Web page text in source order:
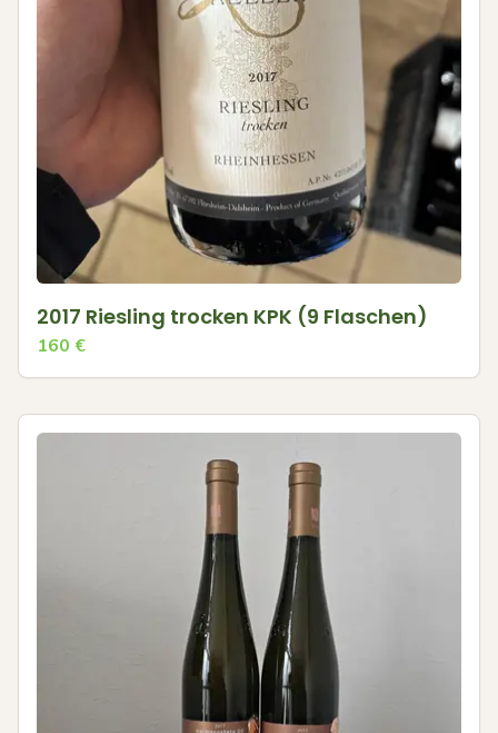
2017 Riesling trocken KPK (9 Flaschen)
160 €